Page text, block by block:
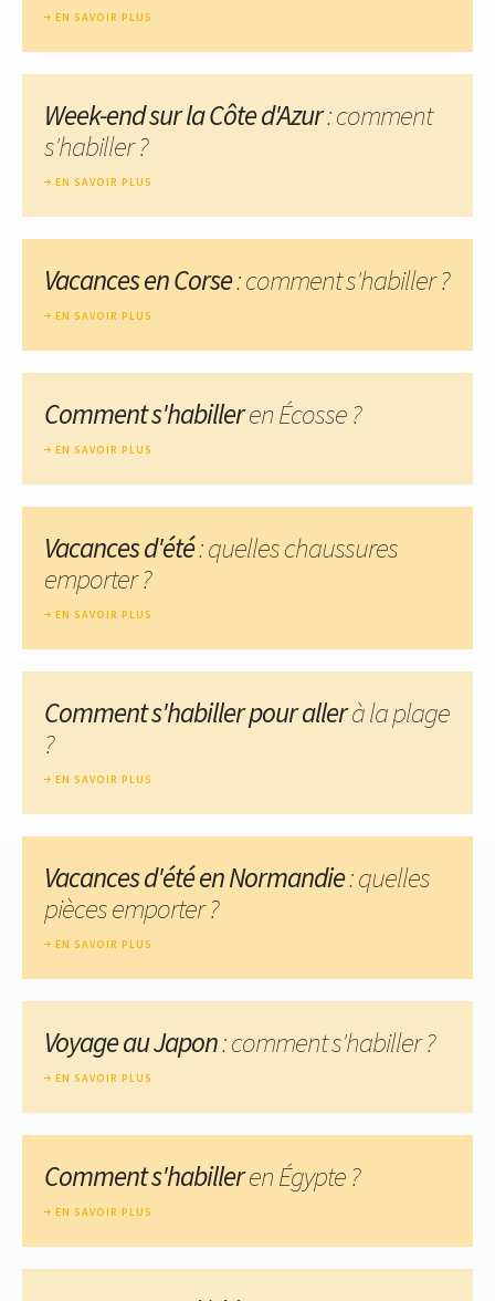
EN SAVOIR PLUS
Week-end sur la Côte d'Azur: comment
s'habiller ?
EN SAVOIR PLUS
Vacances en Corse: comment s'habiller ?
EN SAVOIR PLUS
Comment s'habilleren Écosse ?
EN SAVOIR PLUS
Vacances d'été: quelles chaussures
emporter ?
EN SAVOIR PLUS
Comment s'habiller pour allerà la plage
?
EN SAVOIR PLUS
Vacances d'été en Normandie: quelles
pièces emporter ?
EN SAVOIR PLUS
Voyage au Japon: comment s'habiller ?
EN SAVOIR PLUS
Comment s'habilleren Égypte ?
EN SAVOIR PLUS